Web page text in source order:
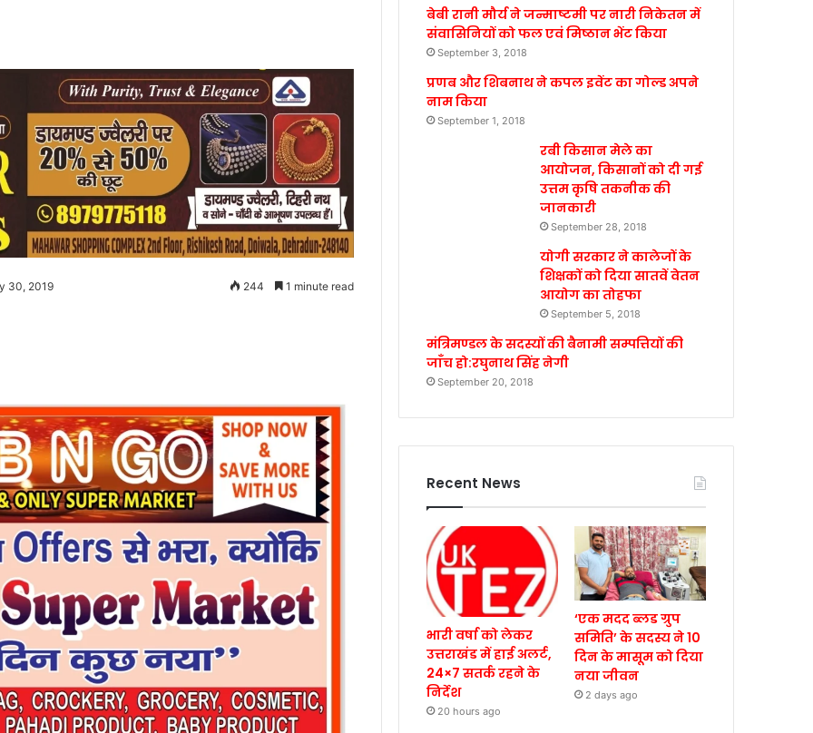
30, 2019 244 1 minute read
बेबी रानी मौर्य ने जन्माष्टमी पर नारी निकेतन में
संवासिनियों को फल एवं मिष्ठान भेंट किया
September 3, 2018
प्रणब और शिबनाथ ने कपल इवेंट का गोल्ड अपने
नाम किया
September 1, 2018
रबी किसान मेले का
आयोजन, किसानों को दी गई
उत्तम कृषि तकनीक की
जानकारी
September 28, 2018
योगी सरकार ने कालेजों के
शिक्षकों को दिया सातवें वेतन
आयोग का तोहफा
September 5, 2018
मंत्रिमण्डल के सदस्यों की बैनामी सम्पत्तियों की
जाँच हो:रघुनाथ सिंह नेगी
September 20, 2018
Recent News
भारी वर्षा को लेकर
उत्तराखंड में हाई अलर्ट,
24×7 सतर्क रहने के
निर्देश
20 hours ago
‘एक मदद ब्लड ग्रुप
समिति’ के सदस्य ने 10
दिन के मासूम को दिया
नया जीवन
2 days ago